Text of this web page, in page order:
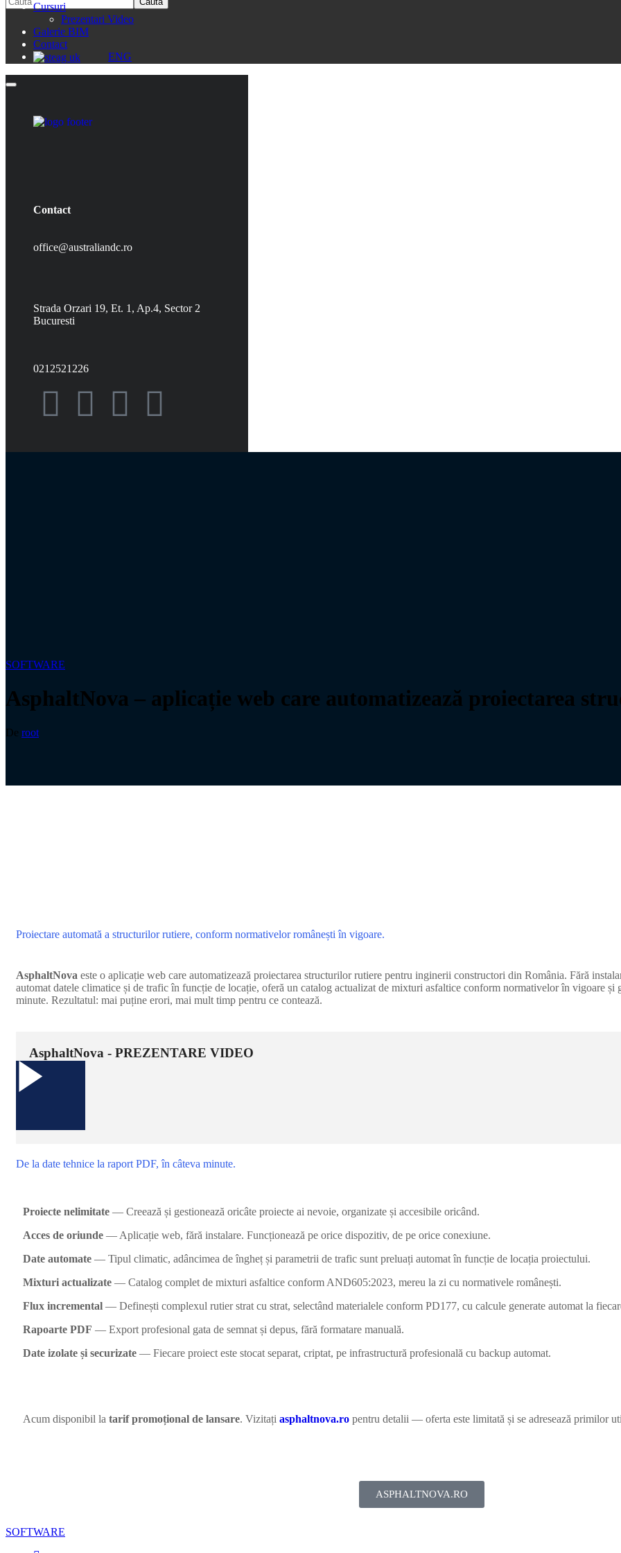
Cursuri
Prezentari Video
Galerie BIM
Contact
ENG
Contact
office@australiandc.ro
Strada Orzari 19, Et. 1, Ap.4, Sector 2
Bucuresti
0212521226
SOFTWARE
AsphaltNova – aplicație web care automatizează proiectarea
De root
Proiectare automată a structurilor rutiere, conform normativelor românești în vigoare.
AsphaltNova este o aplicație web care automatizează proiectarea structurilor rutiere pentru inginerii constructori din România. Fără
automat datele climatice și de trafic în funcție de locație, oferă un catalog actualizat de mixturi asfaltice conform normativelor în vigoare și
minute. Rezultatul: mai puține erori, mai mult timp pentru ce contează.
AsphaltNova - PREZENTARE VIDEO
De la date tehnice la raport PDF, în câteva minute.
Proiecte nelimitate — Creează și gestionează oricâte proiecte ai nevoie, organizate și accesibile oricând.
Acces de oriunde — Aplicație web, fără instalare. Funcționează pe orice dispozitiv, de pe orice conexiune.
Date automate — Tipul climatic, adâncimea de îngheț și parametrii de trafic sunt preluați automat în funcție de locația proiectului.
Mixturi actualizate — Catalog complet de mixturi asfaltice conform AND605:2023, mereu la zi cu normativele românești.
Flux incremental — Definești complexul rutier strat cu strat, selectând materialele conform PD177, cu calcule generate automat la
Rapoarte PDF — Export profesional gata de semnat și depus, fără formatare manuală.
Date izolate și securizate — Fiecare proiect este stocat separat, criptat, pe infrastructură profesională cu backup automat.
Acum disponibil la tarif promoțional de lansare. Vizitați asphaltnova.ro pentru detalii — oferta este limitată și se adresează primilor
ASPHALTNOVA.RO
SOFTWARE